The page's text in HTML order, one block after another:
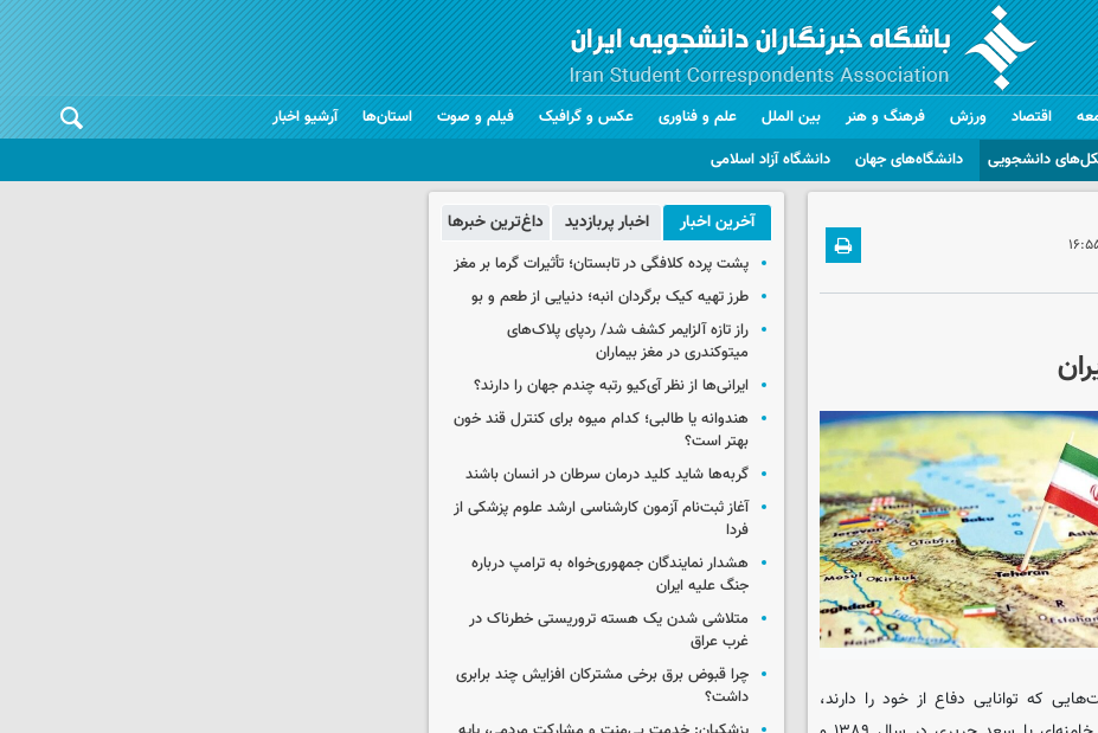
دانشجویی دانشگاه‌های جهان دانشگاه آزاد اسلامی
اقتصاد ورزش فرهنگ و هنر بین الملل علم و فناوری عکس و گرافیک فیلم و صوت استان‌ها آرشیو اخبار
که توانایی دفاع از خود را دارند،
آخرین اخبار اخبار پربازدید داغ‌ترین خبرها
پشت پرده کلافگی در تابستان؛ تأثیرات گرما بر مغز
طرز تهیه کیک برگردان انبه؛ دنیایی از طعم و بو
راز تازه آلزایمر کشف شد/ ردپای پلاک‌های
میتوکندری در مغز بیماران
ایرانی‌ها از نظر آی‌کیو رتبه چندم جهان را دارند؟
هندوانه یا طالبی؛ کدام‌ میوه برای کنترل قند خون
بهتر است؟
گربه‌ها شاید کلید درمان سرطان در انسان باشند
آغاز ثبت‌نام‌ آزمون کارشناسی ارشد علوم پزشکی از
فردا
هشدار نمایندگان جمهوری‌خواه به ترامپ درباره
جنگ علیه ایران
متلاشی شدن یک هسته تروریستی خطرناک در
غرب عراق
چرا قبوض برق برخی مشترکان افزایش چند برابری
داشت؟